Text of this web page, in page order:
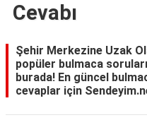
Cevabı
Şehir Merkezine Uzak
popüler bulmaca
burada! En güncel
cevaplar için